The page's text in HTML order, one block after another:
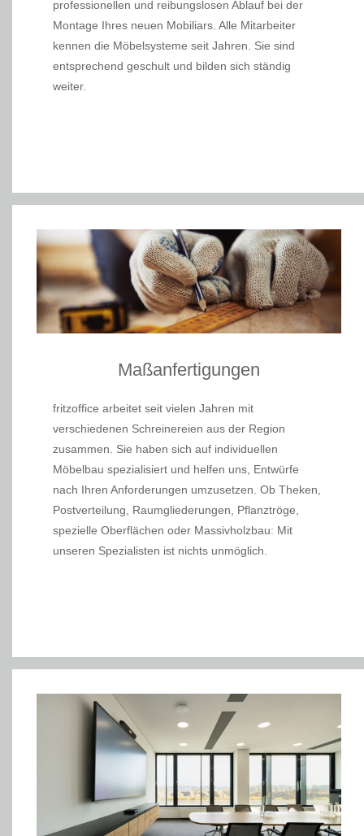
professionellen und reibungslosen Ablauf bei der
Montage Ihres neuen Mobiliars. Alle Mitarbeiter
kennen die Möbelsysteme seit Jahren. Sie sind
entsprechend geschult und bilden sich ständig
weiter.
Maßanfertigungen
fritzoffice arbeitet seit vielen Jahren mit
verschiedenen Schreinereien aus der Region
zusammen. Sie haben sich auf individuellen
Möbelbau spezialisiert und helfen uns, Entwürfe
nach Ihren Anforderungen umzusetzen. Ob Theken,
Postverteilung, Raumgliederungen, Pflanztröge,
spezielle Oberflächen oder Massivholzbau: Mit
unseren Spezialisten ist nichts unmöglich.